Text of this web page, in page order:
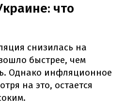
что
снизилась на
быстрее, чем
Однако инфляционное
на это, остается